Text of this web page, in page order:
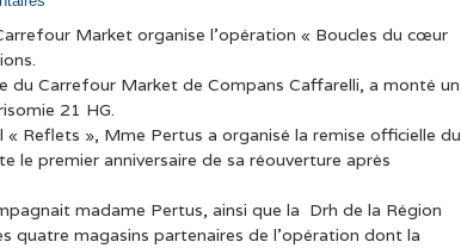
Market organise l’opération « Boucles du cœur
du Carrefour Market de Compans Caffarelli, a monté un
21 HG.
Reflets », Mme Pertus a organisé la remise officielle du
le premier anniversaire de sa réouverture après
madame Pertus, ainsi que la Drh de la Région
quatre magasins partenaires de l’opération dont la